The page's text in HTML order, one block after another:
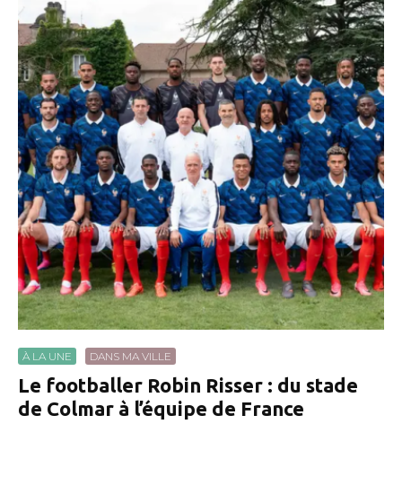
À LA UNE DANS MA VILLE
Le footballer Robin Risser : du stade
de Colmar à l’équipe de France